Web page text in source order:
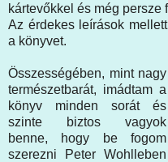
kártevőkkel és még persze
Az érdekes leírások
a könyvet.
Összességében, mint nagy
természetbarát, imádtam a
könyv minden sorát és
szinte biztos vagyok
benne, hogy be fogom
szerezni Peter Wohlleben